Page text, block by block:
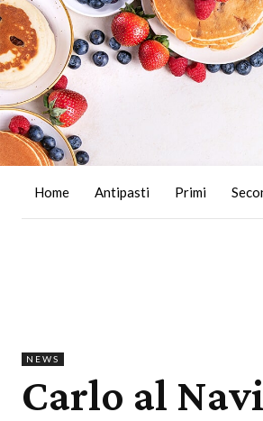
Home Antipasti Primi
NEWS
Carlo al